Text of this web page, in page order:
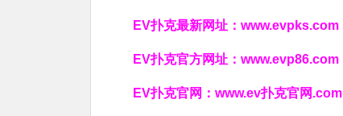
EV扑克最新网址： www.evpks.com
EV扑克官方网址： www.evp86.com
EV扑克官网： www.ev扑克官网.com